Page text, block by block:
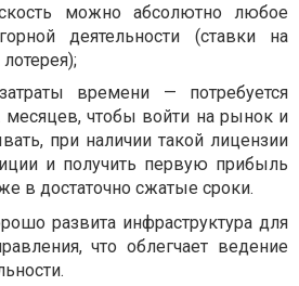
можно абсолютно любое
деятельности (ставки на
времени — потребуется
месяцев, чтобы войти на рынок и
при наличии такой лицензии
и получить первую прибыль
в достаточно сжатые сроки.
развита инфраструктура для
что облегчает ведение